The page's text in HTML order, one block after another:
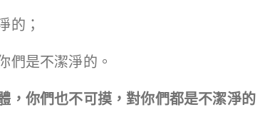
的；
們是不潔淨的。
你們也不可摸，對你們都是不潔淨的